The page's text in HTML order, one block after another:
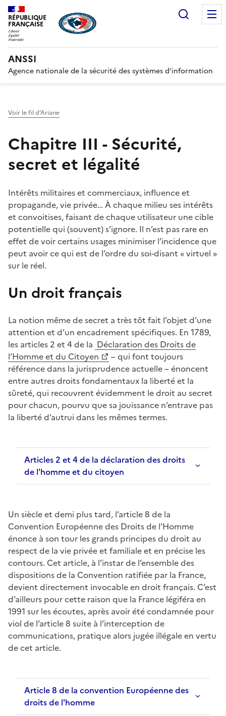
RÉPUBLIQUE
FRANÇAISE
ANSSI
Agence nationale de la sécurité des systèmes d'information
Voir le fil d’Ariane
Chapitre III - Sécurité,
secret et légalité
Intérêts militaires et commerciaux, influence et
propagande, vie privée… À chaque milieu ses intérêts
et convoitises, faisant de chaque utilisateur une cible
potentielle qui (souvent) s’ignore. Il n’est pas rare en
effet de voir certains usages minimiser l’incidence que
peut avoir ce qui est de l’ordre du soi-disant « virtuel »
sur le réel.
Un droit français
La notion même de secret a très tôt fait l’objet d’une
attention et d’un encadrement spécifiques. En 1789,
les articles 2 et 4 de la
(Ouvre une nouvelle fenêtre)
Déclaration des Droits de
l’Homme et du Citoyen
– qui font toujours
référence dans la jurisprudence actuelle – énoncent
entre autres droits fondamentaux la liberté et la
sûreté, qui recouvrent évidemment le droit au secret
pour chacun, pourvu que sa jouissance n’entrave pas
la liberté d’autrui dans les mêmes termes.
Articles 2 et 4 de la déclaration des droits
de l'homme et du citoyen
Un siècle et demi plus tard, l’article 8 de la
Convention Européenne des Droits de l’Homme
énonce à son tour les grands principes du droit au
respect de la vie privée et familiale et en précise les
contours. Cet article, à l’instar de l’ensemble des
dispositions de la Convention ratifiée par la France,
devient directement invocable en droit français. C’est
d’ailleurs pour cette raison que la France légiféra en
1991 sur les écoutes, après avoir été condamnée pour
viol de l’article 8 suite à l’interception de
communications, pratique alors jugée illégale en vertu
de cet article.
Article 8 de la convention Européenne des
droits de l'homme